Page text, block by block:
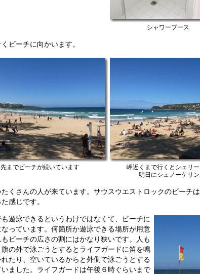
シャワーブース
ビーチに向かいます。
までビーチが続いています
岬近くまで行くとシェリ
明日にシュノーケリ
くさんの人が来ています。サウスウエストロックのビーチ
感じです。
遊泳できるというわけではなくて、ビーチに
っています。何箇所か遊泳できる場所が用意
ビーチの広さの割にはかなり狭いです。人も
の外で泳ごうとするとライフガードに笛を鳴
たり、空いているからと外側で泳ごうとする
ました。ライフガードは午後６時ぐらいまで